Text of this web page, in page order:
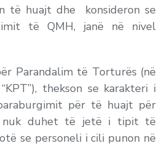
të huajt dhe konsideron se
të QMH, janë në nivel
Parandalim të Torturës (në
thekson se karakteri i
për të huajt për
nuk duhet të jetë i tipit të
se personeli i cili punon në